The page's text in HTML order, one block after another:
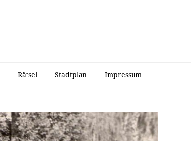
Rätsel Stadtplan Impressum